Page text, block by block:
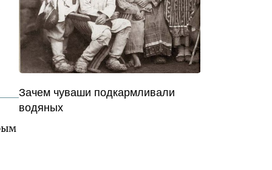
Зачем чуваши подкармливали
водяных